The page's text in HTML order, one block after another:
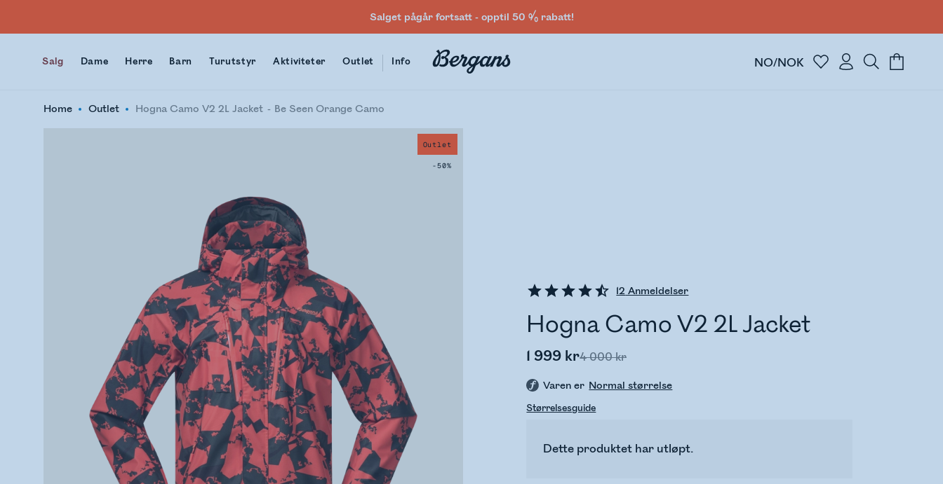
Salget pågår fortsatt - opptil 50 % rabatt!
Salg Dame Herre Barn Turutstyr Aktiviteter Outlet Info NO/NOK
Home Outlet Hogna Camo V2 2L Jacket Be Seen Orange Camo
Outlet
-50%
12 Anmeldelser
Hogna Camo V2 2L Jacket
1 999 kr4 000 kr
Varen er Normal størrelse
Størrelsesguide
Dette produktet har utløpt.